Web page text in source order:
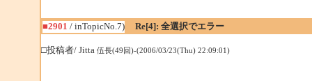
■2901 / inTopicNo.7) Re[4]: 全選択でエラー
□投稿者/ Jitta 伍長(49回)-(2006/03/23(Thu) 22:09:01)